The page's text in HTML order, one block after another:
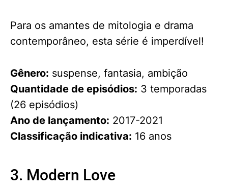
Para os amantes de mitologia e drama
contemporâneo, esta série é imperdível!
Gênero: suspense, fantasia, ambição
Quantidade de episódios: 3 temporadas
(26 episódios)
Ano de lançamento: 2017-2021
Classificação indicativa: 16 anos
3. Modern Love